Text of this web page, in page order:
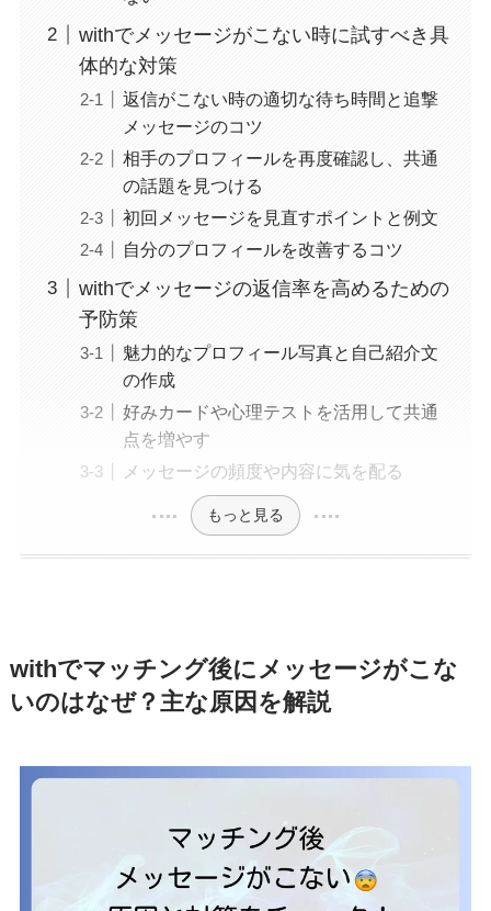
withでメッセージがこない時に試すべき具
体的な対策
返信がこない時の適切な待ち時間と追撃
メッセージのコツ
相手のプロフィールを再度確認し、共通
の話題を見つける
初回メッセージを見直すポイントと例文
自分のプロフィールを改善するコツ
withでメッセージの返信率を高めるための
予防策
魅力的なプロフィール写真と自己紹介文
の作成
好みカードや心理テストを活用して共通
点を増やす
メッセージの頻度や内容に気を配る
もっと見る
withでマッチング後にメッセージがこな
いのはなぜ？主な原因を解説